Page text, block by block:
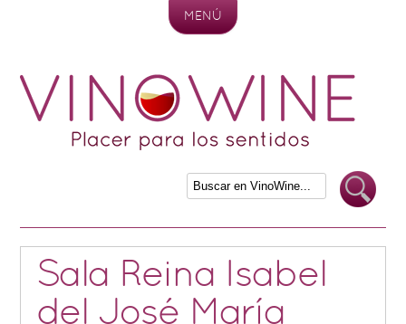
MENÚ
Sala Reina Isabel
del José María